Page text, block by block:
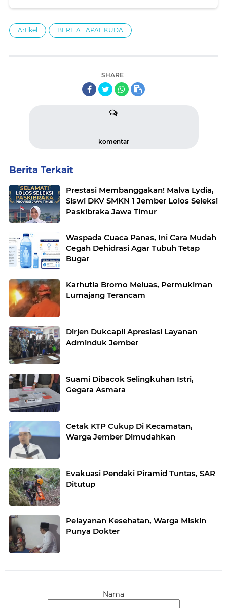
Artikel BERITA TAPAL KUDA
SHARE
komentar
Berita Terkait
Prestasi Membanggakan! Malva Lydia,
Siswi DKV SMKN 1 Jember Lolos Seleksi
Paskibraka Jawa Timur
Waspada Cuaca Panas, Ini Cara Mudah
Cegah Dehidrasi Agar Tubuh Tetap
Bugar
Karhutla Bromo Meluas, Permukiman
Lumajang Terancam
Dirjen Dukcapil Apresiasi Layanan
Adminduk Jember
Suami Dibacok Selingkuhan Istri,
Gegara Asmara
Cetak KTP Cukup Di Kecamatan,
Warga Jember Dimudahkan
Evakuasi Pendaki Piramid Tuntas, SAR
Ditutup
Pelayanan Kesehatan, Warga Miskin
Punya Dokter
Nama